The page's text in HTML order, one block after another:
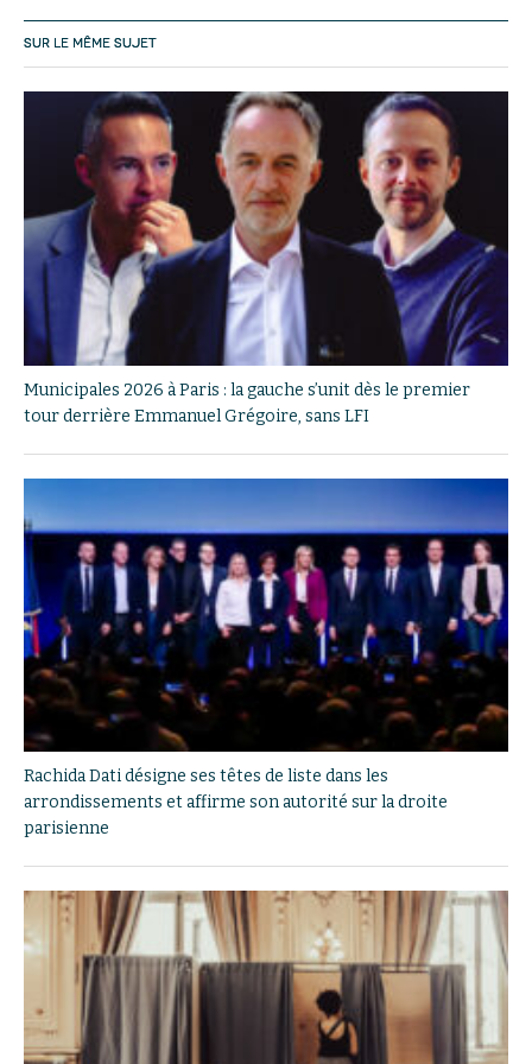
SUR LE MÊME SUJET
Municipales 2026 à Paris : la gauche s’unit dès le premier
tour derrière Emmanuel Grégoire, sans LFI
Rachida Dati désigne ses têtes de liste dans les
arrondissements et affirme son autorité sur la droite
parisienne